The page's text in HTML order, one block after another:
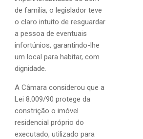
de família, o legislador teve
o claro intuito de resguardar
a pessoa de eventuais
infortúnios, garantindo-lhe
um local para habitar, com
dignidade.
A Câmara considerou que a
Lei 8.009/90 protege da
constrição o imóvel
residencial próprio do
executado, utilizado para